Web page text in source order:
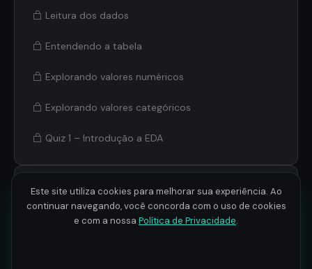
Leitura dos dados
Entendendo a tabela
Explorando valores numéricos
Explorando valores categóricos
Quiz 1 – Introdução a EDA
2 Interpretação de Gráficos 6 aulas · 2h 36min
Este site utiliza cookies para melhorar sua experiência. Ao
continuar navegando, você concorda com o uso de cookies
e com a nossa Política de Privacidade.